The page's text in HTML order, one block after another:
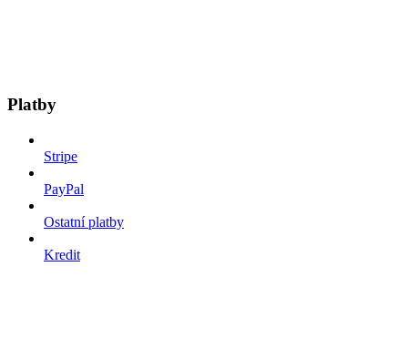
Platby
Stripe
PayPal
Ostatní platby
Kredit